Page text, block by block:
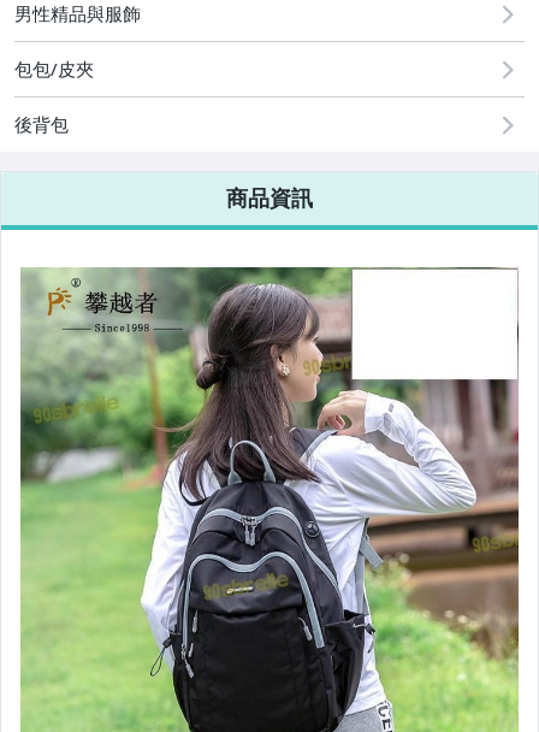
圖書/影音/文具
古董、藝術與礦石
手機、配件與通訊
美容保養與彩妝
電腦、平板與周邊
相機、攝影與周邊
運動、戶外與休閒
嬰幼兒與孕婦
汽機車精品百貨
居家、家具與園藝
玩具、模型與公仔
男性精品與服飾
偶像、球員卡與郵幣
女裝與服飾配件
手錶與飾品配件
男性精品與服飾
包包/皮夾
後背包
商品資訊